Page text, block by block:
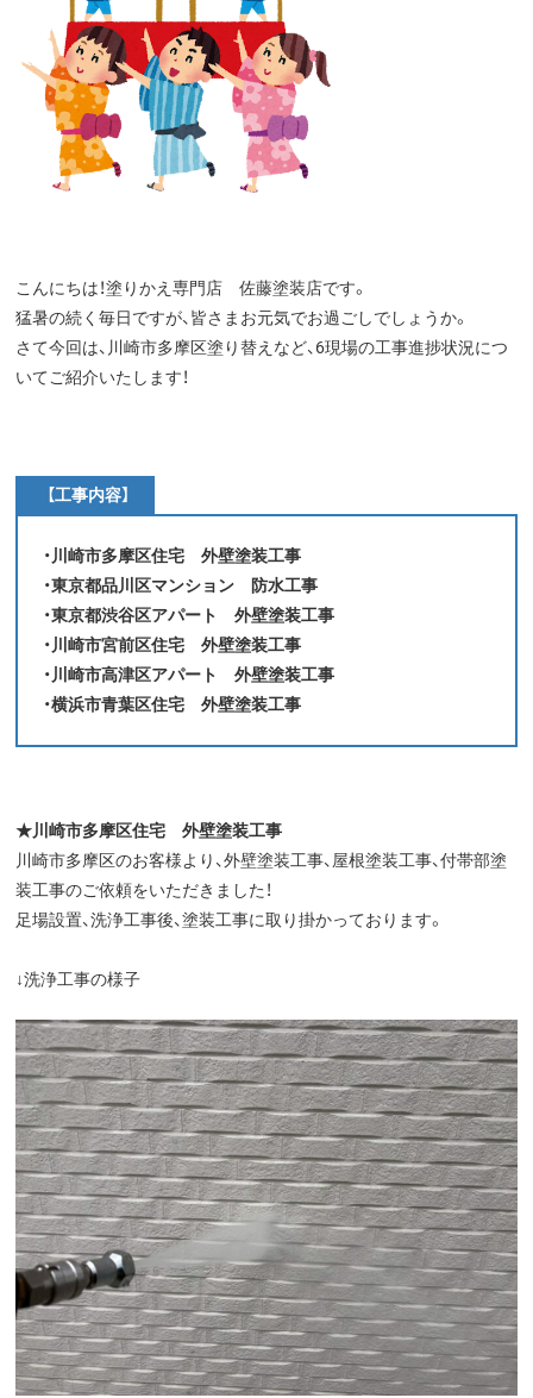
こんにちは！塗りかえ専門店 佐藤塗装店です。
猛暑の続く毎日ですが、皆さまお元気でお過ごしでしょうか。
さて今回は、川崎市多摩区塗り替えなど、6現場の工事進捗状況につ
いてご紹介いたします！
【工事内容】
・川崎市多摩区住宅 外壁塗装工事
・東京都品川区マンション 防水工事
・東京都渋谷区アパート 外壁塗装工事
・川崎市宮前区住宅 外壁塗装工事
・川崎市高津区アパート 外壁塗装工事
・横浜市青葉区住宅 外壁塗装工事
★川崎市多摩区住宅 外壁塗装工事
川崎市多摩区のお客様より、外壁塗装工事、屋根塗装工事、付帯部塗
装工事のご依頼をいただきました！
足場設置、洗浄工事後、塗装工事に取り掛かっております。
↓洗浄工事の様子